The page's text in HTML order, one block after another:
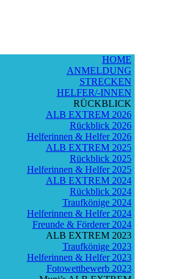
HOME
ANMELDUNG
STRECKEN
HELFER/-INNEN
RÜCKBLICK
ALB EXTREM 2026
Rückblick 2026
Helferinnen & Helfer 2026
ALB EXTREM 2025
Rückblick 2025
Helferinnen & Helfer 2025
ALB EXTREM 2024
Rückblick 2024
Traufkönige 2024
Helferinnen & Helfer 2024
Freunde & Förderer 2024
ALB EXTREM 2023
Traufkönige 2023
Helferinnen & Helfer 2023
Fotowettbewerb 2023